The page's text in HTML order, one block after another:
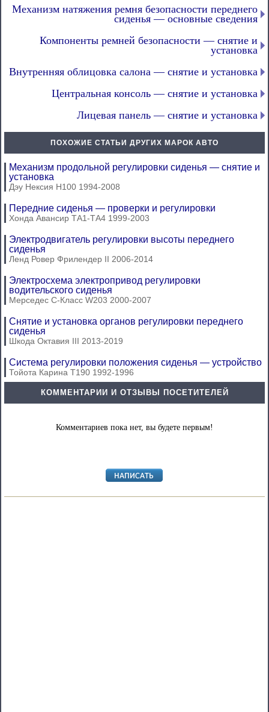
Механизм натяжения ремня безопасности переднего
сиденья — основные сведения
Компоненты ремней безопасности — снятие и
установка
Внутренняя облицовка салона — снятие и установка
Центральная консоль — снятие и установка
Лицевая панель — снятие и установка
ПОХОЖИЕ СТАТЬИ ДРУГИХ МАРОК АВТО
Механизм продольной регулировки сиденья — снятие и
установка
Дэу Нексия Н100 1994-2008
Передние сиденья — проверки и регулировки
Хонда Авансир ТА1-ТА4 1999-2003
Электродвигатель регулировки высоты переднего
сиденья
Ленд Ровер Фрилендер II 2006-2014
Электросхема электропривод регулировки
водительского сиденья
Мерседес C-Класс W203 2000-2007
Снятие и установка органов регулировки переднего
сиденья
Шкода Октавия III 2013-2019
Система регулировки положения сиденья — устройство
Тойота Карина Т190 1992-1996
КОММЕНТАРИИ И ОТЗЫВЫ ПОСЕТИТЕЛЕЙ
Комментариев пока нет, вы будете первым!